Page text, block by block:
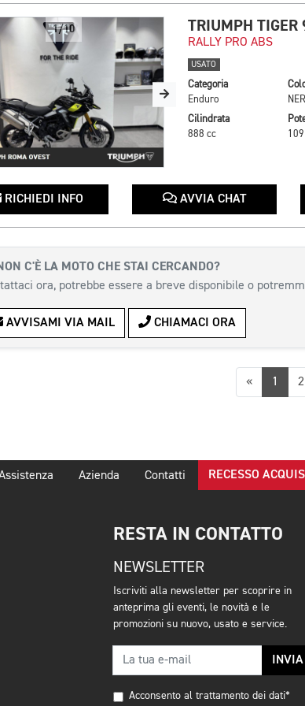
1/10 TRIUMPH TIGER
RALLY PRO ABS
USATO
Categoria
Enduro
Cilindrata
888 cc
RICHIEDI INFO AVVIA CHAT
C'È LA MOTO CHE STAI CERCANDO?
ora, potrebbe essere a breve disponibile o
AVVISAMI VIA MAIL CHIAMACI ORA
«Precedente
1 2
Azienda Contatti RECESSO
RESTA IN CONTATTO
NEWSLETTER
Iscriviti alla newsletter per scoprire in
anteprima gli eventi, le novità e le
promozioni su nuovo, usato e service.
INVIA
Acconsento al trattamento dei dati*